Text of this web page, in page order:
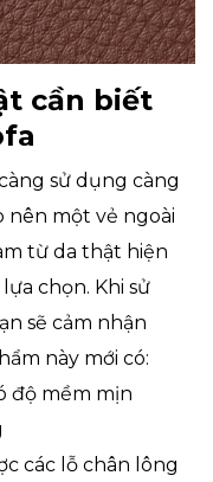
cần biết
sử dụng càng
nên một vẻ ngoài
từ da thật hiện
chọn. Khi sử
sẽ cảm nhận
này mới có:
độ mềm mịn
các lỗ chân lông